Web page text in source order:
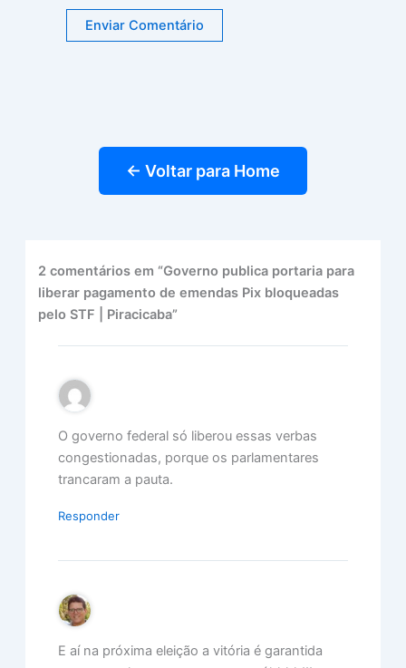
← Voltar para Home
2 comentários em “Governo publica portaria para
liberar pagamento de emendas Pix bloqueadas
pelo STF | Piracicaba”
O governo federal só liberou essas verbas
congestionadas, porque os parlamentares
trancaram a pauta.
Responder
E aí na próxima eleição a vitória é garantida